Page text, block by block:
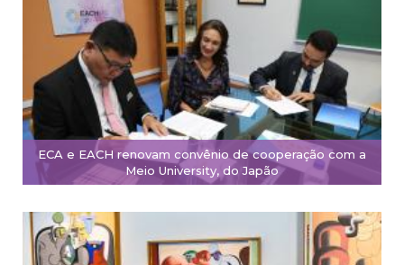
ECA e EACH renovam convênio de cooperação com a
Meio University, do Japão